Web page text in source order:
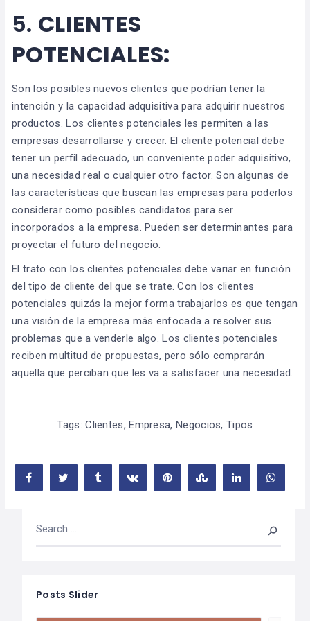
5. CLIENTES
POTENCIALES:
Son los posibles nuevos clientes que podrían tener la
intención y la capacidad adquisitiva para adquirir nuestros
productos. Los clientes potenciales les permiten a las
empresas desarrollarse y crecer. El cliente potencial debe
tener un perfil adecuado, un conveniente poder adquisitivo,
una necesidad real o cualquier otro factor. Son algunas de
las características que buscan las empresas para poderlos
considerar como posibles candidatos para ser
incorporados a la empresa. Pueden ser determinantes para
proyectar el futuro del negocio.
El trato con los clientes potenciales debe variar en función
del tipo de cliente del que se trate. Con los clientes
potenciales quizás la mejor forma trabajarlos es que tengan
una visión de la empresa más enfocada a resolver sus
problemas que a venderle algo. Los clientes potenciales
reciben multitud de propuestas, pero sólo comprarán
aquella que perciban que les va a satisfacer una necesidad.
Tags:Clientes,Empresa,Negocios,Tipos
Posts Slider